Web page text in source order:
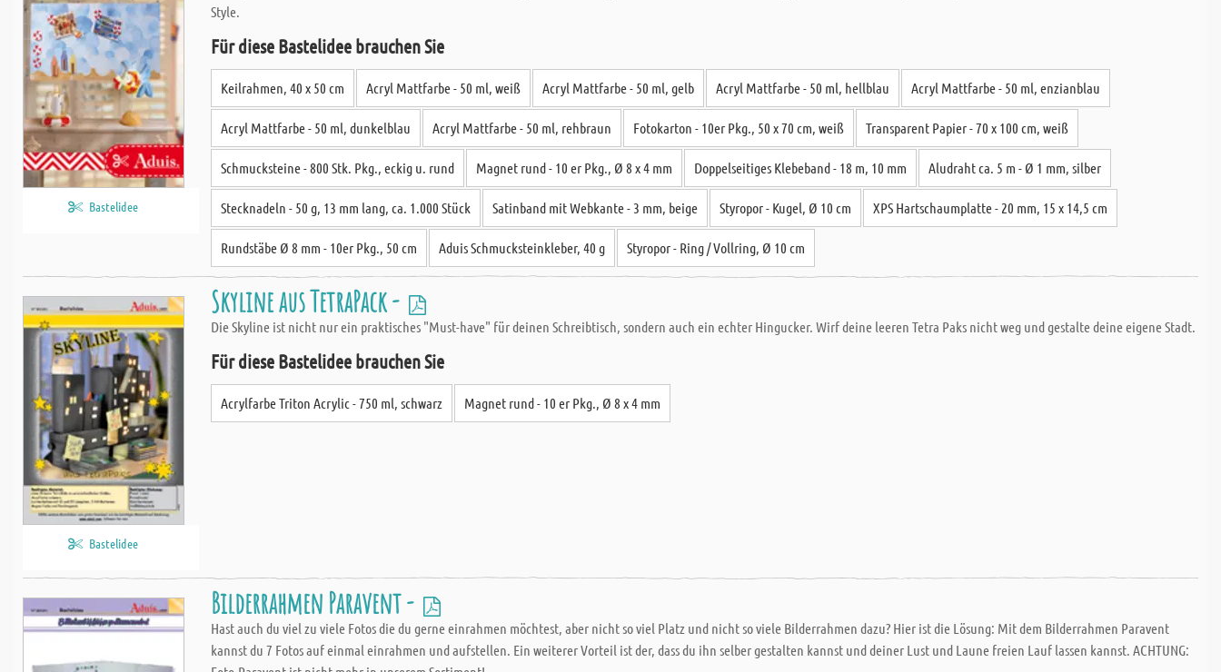
Bastelidee
Style.
Für diese Bastelidee brauchen Sie
Keilrahmen, 40 x 50 cm Acryl Mattfarbe - 50 ml, weiß Acryl Mattfarbe - 50 ml, gelb Acryl Mattfarbe - 50 ml, hellblau Acryl Mattfarbe - 50 ml, enzianblau
Acryl Mattfarbe - 50 ml, dunkelblau Acryl Mattfarbe - 50 ml, rehbraun Fotokarton - 10er Pkg., 50 x 70 cm, weiß Transparent Papier - 70 x 100 cm, weiß
Schmucksteine - 800 Stk. Pkg., eckig u. rund Magnet rund - 10 er Pkg., Ø 8 x 4 mm Doppelseitiges Klebeband - 18 m, 10 mm Aludraht ca. 5 m - Ø 1 mm, silber
Stecknadeln - 50 g, 13 mm lang, ca. 1.000 Stück Satinband mit Webkante - 3 mm, beige Styropor - Kugel, Ø 10 cm XPS Hartschaumplatte - 20 mm, 15 x 14,5 cm
Rundstäbe Ø 8 mm - 10er Pkg., 50 cm Aduis Schmucksteinkleber, 40 g Styropor - Ring / Vollring, Ø 10 cm
Bastelidee
Skyline aus TetraPack -
Die Skyline ist nicht nur ein praktisches "Must-have" für deinen Schreibtisch, sondern auch ein echter Hingucker. Wirf deine leeren Tetra Paks nicht weg und gestalte deine eigene Stadt.
Für diese Bastelidee brauchen Sie
Acrylfarbe Triton Acrylic - 750 ml, schwarz Magnet rund - 10 er Pkg., Ø 8 x 4 mm
Bilderrahmen Paravent -
Hast auch du viel zu viele Fotos die du gerne einrahmen möchtest, aber nicht so viel Platz und nicht so viele Bilderrahmen dazu? Hier ist die Lösung: Mit dem Bilderrahmen Paravent
kannst du 7 Fotos auf einmal einrahmen und aufstellen. Ein weiterer Vorteil ist der, dass du ihn selber gestalten kannst und deiner Lust und Laune freien Lauf lassen kannst. ACHTUNG: